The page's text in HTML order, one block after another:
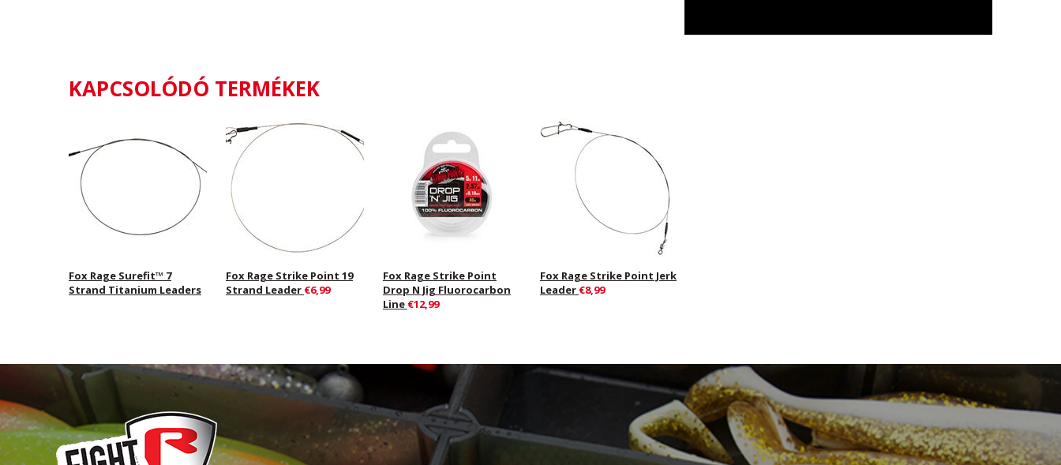
KAPCSOLÓDÓ TERMÉKEK
Fox Rage Surefit™ 7
Strand Titanium Leaders
Fox Rage Strike Point 19
Strand Leader €6,99
Fox Rage Strike Point
Drop N Jig Fluorocarbon
Line €12,99
Fox Rage Strike Point Jerk
Leader €8,99